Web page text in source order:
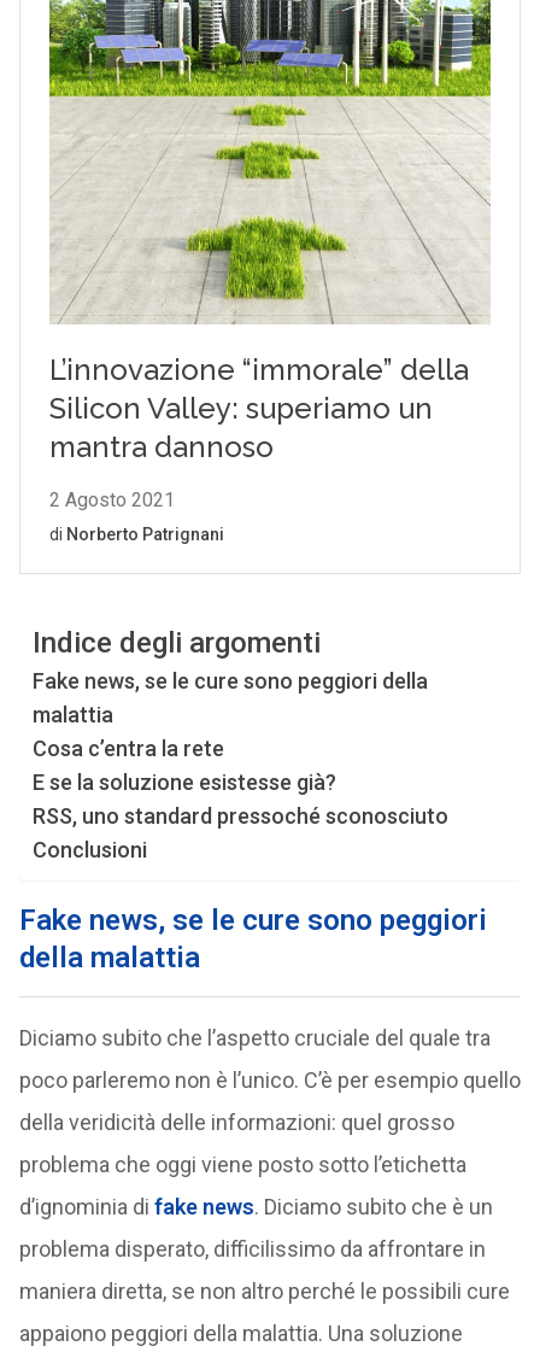
Indice degli argomenti
Fake news, se le cure sono peggiori della
malattia
Cosa c’entra la rete
E se la soluzione esistesse già?
RSS, uno standard pressoché sconosciuto
Conclusioni
Fake news, se le cure sono peggiori
della malattia
Diciamo subito che l’aspetto cruciale del quale tra
poco parleremo non è l’unico. C’è per esempio quello
della veridicità delle informazioni: quel grosso
problema che oggi viene posto sotto l’etichetta
d’ignominia di fake news. Diciamo subito che è un
problema disperato, difficilissimo da affrontare in
maniera diretta, se non altro perché le possibili cure
appaiono peggiori della malattia. Una soluzione